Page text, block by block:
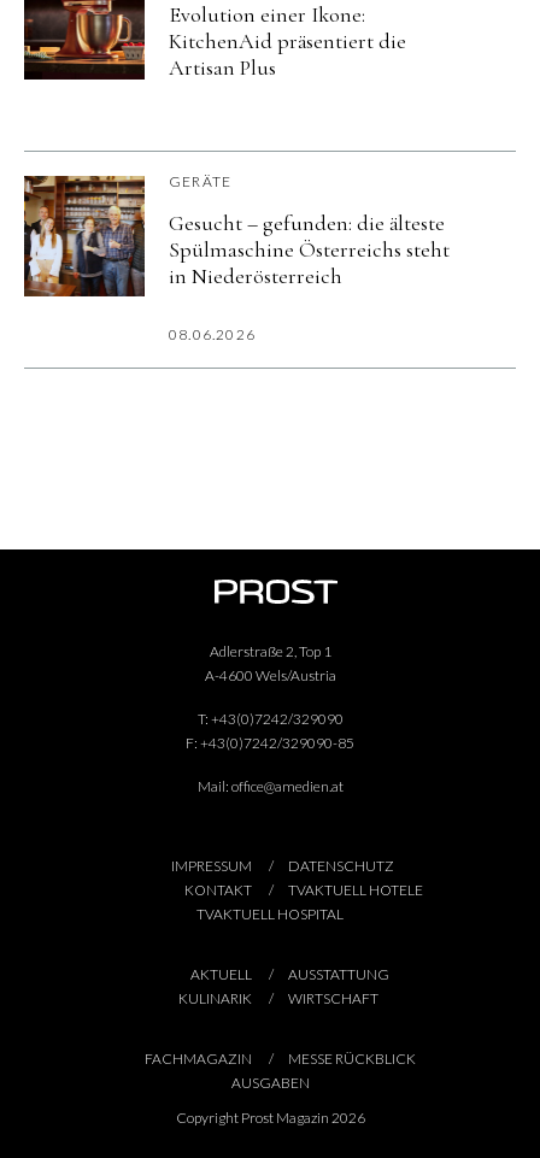
Evolution einer Ikone:
KitchenAid präsentiert die
Artisan Plus
GERÄTE
Gesucht – gefunden: die älteste
Spülmaschine Österreichs steht
in Niederösterreich
08.06.2026
Adlerstraße 2, Top 1
A-4600 Wels/Austria
T: +43(0)7242/329090
F: +43(0)7242/329090-85
Mail: office@amedien.at
IMPRESSUM
DATENSCHUTZ
KONTAKT
TVAKTUELL HOTELE
TVAKTUELL HOSPITAL
AKTUELL
AUSSTATTUNG
KULINARIK
WIRTSCHAFT
FACHMAGAZIN
MESSE RÜCKBLICK
AUSGABEN
Copyright Prost Magazin 2026